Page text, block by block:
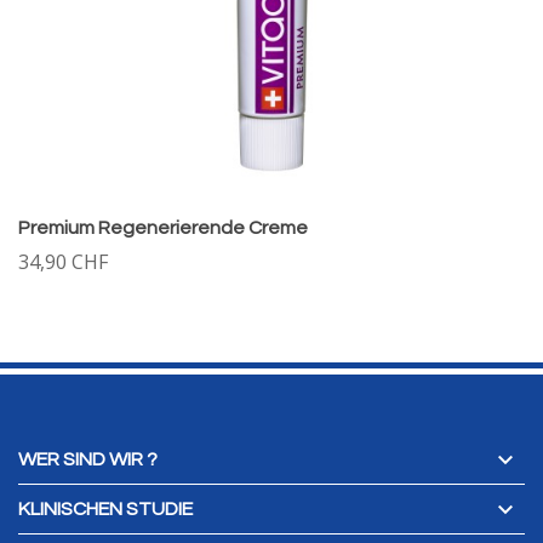
Premium Regenerierende Creme
34,90 CHF
WER SIND WIR ? 
KLINISCHEN STUDIE 